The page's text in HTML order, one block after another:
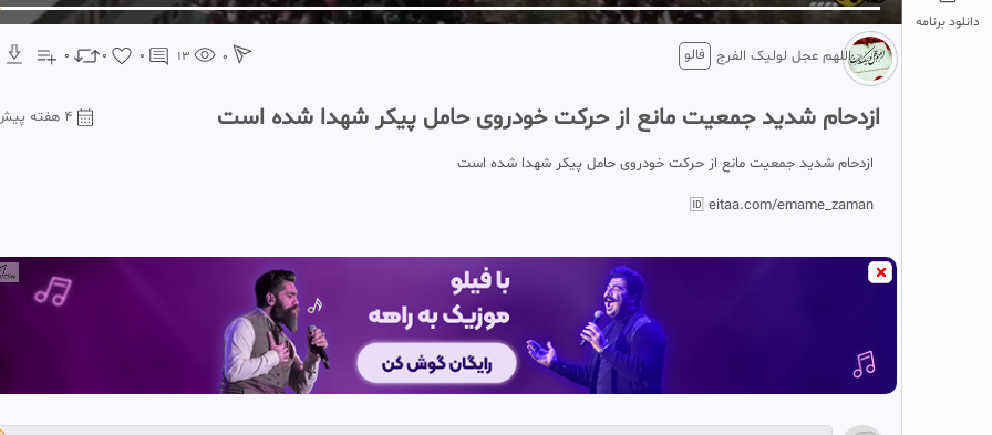
دانلود برنامه
اللهم عجل لولیک الفرج فالو 0 0 0 13 0
ازدحام شدید جمعیت مانع از حرکت خودروی حامل پیکر شهدا شده است ۴ هفته پیش
ازدحام شدید جمعیت مانع از حرکت خودروی حامل پیکر شهدا شده است
🆔 eitaa.com/emame_zaman